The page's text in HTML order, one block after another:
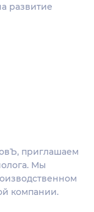
развитие
приглашаем
Мы
компании.